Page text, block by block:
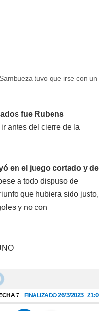
tuvo que irse con un
fue Rubens
antes del cierre de la
en el juego cortado y de
a todo dispuso de
que hubiera sido justo,
y no con